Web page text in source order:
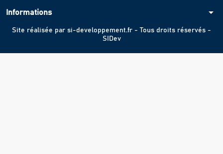
Informations arrow_drop_down
Site réalisée par si-developpement.fr - Tous droits réservés -
SIDev